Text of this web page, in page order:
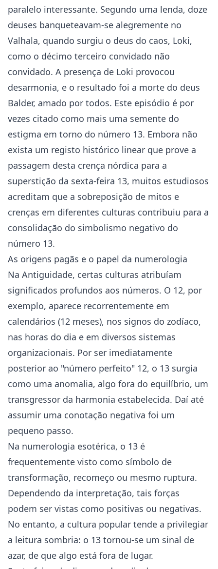
paralelo interessante. Segundo uma lenda, doze
deuses banqueteavam-se alegremente no
Valhala, quando surgiu o deus do caos, Loki,
como o décimo terceiro convidado não
convidado. A presença de Loki provocou
desarmonia, e o resultado foi a morte do deus
Balder, amado por todos. Este episódio é por
vezes citado como mais uma semente do
estigma em torno do número 13. Embora não
exista um registo histórico linear que prove a
passagem desta crença nórdica para a
superstição da sexta-feira 13, muitos estudiosos
acreditam que a sobreposição de mitos e
crenças em diferentes culturas contribuiu para a
consolidação do simbolismo negativo do
número 13.
As origens pagãs e o papel da numerologia
Na Antiguidade, certas culturas atribuíam
significados profundos aos números. O 12, por
exemplo, aparece recorrentemente em
calendários (12 meses), nos signos do zodíaco,
nas horas do dia e em diversos sistemas
organizacionais. Por ser imediatamente
posterior ao "número perfeito" 12, o 13 surgia
como uma anomalia, algo fora do equilíbrio, um
transgressor da harmonia estabelecida. Daí até
assumir uma conotação negativa foi um
pequeno passo.
Na numerologia esotérica, o 13 é
frequentemente visto como símbolo de
transformação, recomeço ou mesmo ruptura.
Dependendo da interpretação, tais forças
podem ser vistas como positivas ou negativas.
No entanto, a cultura popular tende a privilegiar
a leitura sombria: o 13 tornou-se um sinal de
azar, de que algo está fora de lugar.